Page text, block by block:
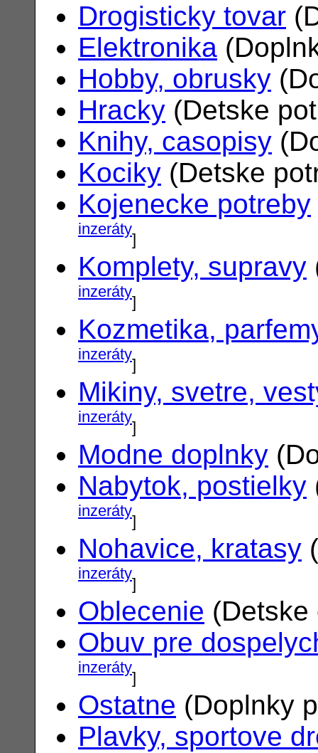
Drogisticky tovar
Elektronika
Hobby, obrusky
Hracky (Detske
Knihy, casopisy
Kociky (Detske
Kojenecke potreby
inzeráty]
Komplety, supravy
inzeráty]
Kozmetika,
inzeráty]
Mikiny, svetre,
inzeráty]
Modne doplnky
Nabytok, postielky
inzeráty]
Nohavice, kratasy
inzeráty]
Oblecenie
Obuv pre
inzeráty]
Ostatne (Doplnky
Plavky, sportove